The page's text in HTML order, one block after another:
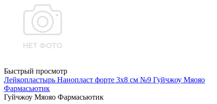
Быстрый просмотр
Лейкопластырь Нанопласт форте 3х8 см №9 Гуйчжоу Мяояо
Фармасьютик
Гуйчжоу Мяояо Фармасьютик